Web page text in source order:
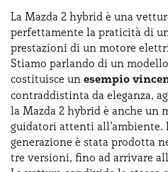
La Mazda 2 hybrid è una
perfettamente la praticità di
prestazioni di un motore
Stiamo parlando di un
costituisce un esempio
contraddistinta da eleganza,
la Mazda 2 hybrid è anche un
guidatori attenti all’ambiente.
generazione è stata prodotta
tre versioni, fino ad arrivare